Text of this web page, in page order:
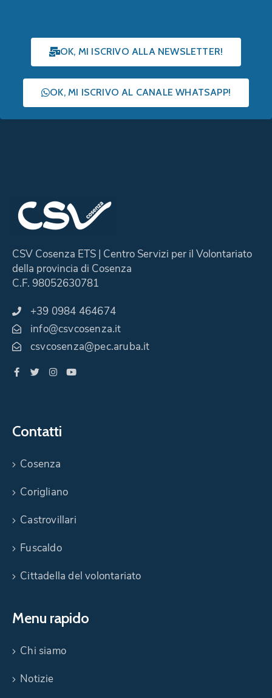
OK, MI ISCRIVO ALLA NEWSLETTER!
OK, MI ISCRIVO AL CANALE WHATSAPP!
CSV Cosenza ETS | Centro Servizi per il Volontariato
della provincia di Cosenza
C.F. 98052630781
+39 0984 464674
info@csvcosenza.it
csvcosenza@pec.aruba.it
Contatti
Cosenza
Corigliano
Castrovillari
Fuscaldo
Cittadella del volontariato
Menu rapido
Chi siamo
Notizie